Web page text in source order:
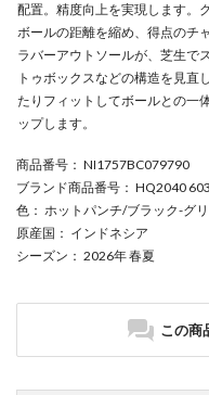
配置。精度向上を実現します。
ボールの距離を縮め、得点のチ
ラバーアウトソールが、芝生で
トゥボックスなどの構造を見直
たりフィットしてボールとの一
ップします。
商品番号 ： NI1757BC079790
ブランド商品番号 ： HQ2040 603
色 ： ホットパンチ/ブラック-グ
原産国 ： インドネシア
シーズン ： 2026年 春夏
この商